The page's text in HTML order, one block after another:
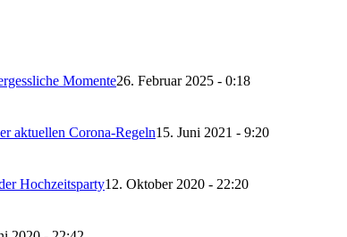
Momente26. Februar 2025 - 0:18
aktuellen Corona-Regeln15. Juni 2021 - 9:20
Hochzeitsparty12. Oktober 2020 - 22:20